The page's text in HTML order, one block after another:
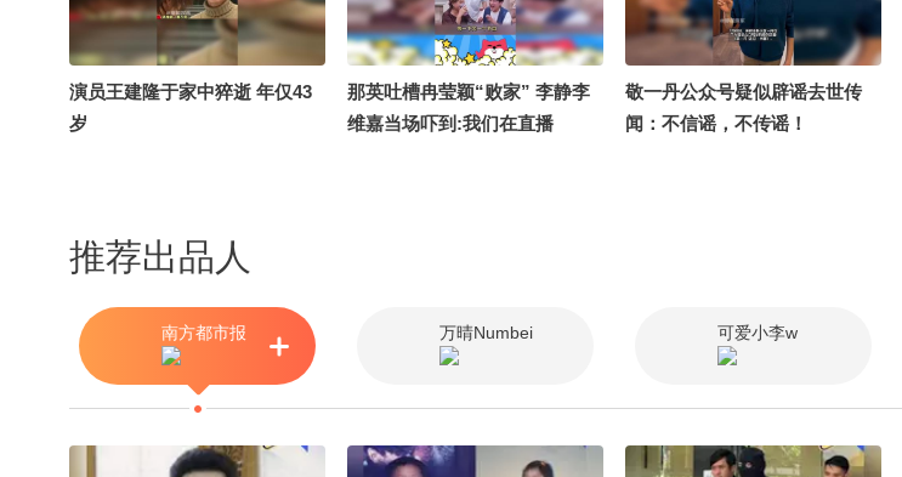
@Ai-徐凤年 @阿Sun @小丰本
丰 @搜狐艺人动态 @刘一杯 @
青幕计划 @番茄大大233 @狐
友娱乐 @短剧放映社 @狐圈圈
演员王建隆于家中猝逝 年仅43
岁
那英吐槽冉莹颖“败家” 李静李
维嘉当场吓到:我们在直播
敬一丹公众号疑似辟谣去世传
闻：不信谣，不传谣！
推荐出品人
南方都市报 万晴Numbei 可爱小李w